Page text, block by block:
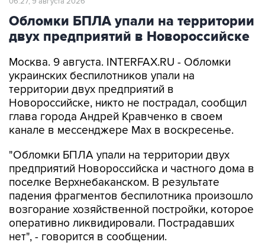
Обломки БПЛА упали на территории
двух предприятий в Новороссийске
Москва. 9 августа. INTERFAX.RU - Обломки
украинских беспилотников упали на
территории двух предприятий в
Новороссийске, никто не пострадал, сообщил
глава города Андрей Кравченко в своем
канале в мессенджере Max в воскресенье.
"Обломки БПЛА упали на территории двух
предприятий Новороссийска и частного дома в
поселке Верхнебаканском. В результате
падения фрагментов беспилотника произошло
возгорание хозяйственной постройки, которое
оперативно ликвидировали. Пострадавших
нет", - говорится в сообщении.